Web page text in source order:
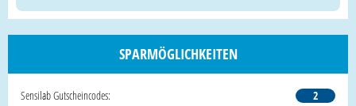
SPARMÖGLICHKEITEN
Sensilab Gutscheincodes:
2